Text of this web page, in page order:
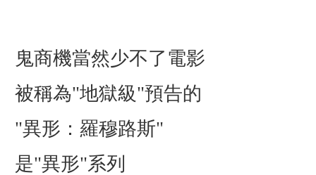
鬼商機當然少不了電影
被稱為"地獄級"預告的
"異形：羅穆路斯"
是"異形"系列